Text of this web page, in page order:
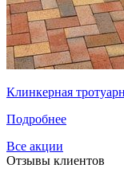
Клинкерная
Подробнее
Все акции
Отзывы клиентов